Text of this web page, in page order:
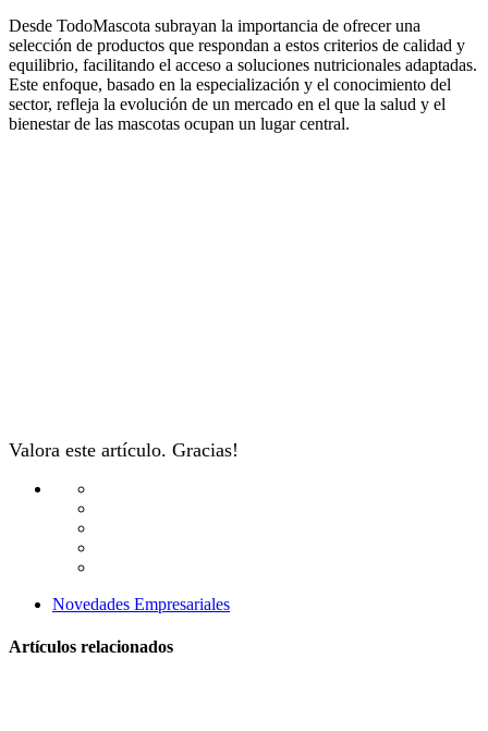
Desde TodoMascota subrayan la importancia de ofrecer una
selección de productos que respondan a estos criterios de calidad y
equilibrio, facilitando el acceso a soluciones nutricionales adaptadas.
Este enfoque, basado en la especialización y el conocimiento del
sector, refleja la evolución de un mercado en el que la salud y el
bienestar de las mascotas ocupan un lugar central.
Valora este artículo. Gracias!
Novedades Empresariales
Artículos relacionados